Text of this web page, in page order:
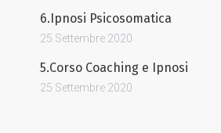
6.Ipnosi Psicosomatica
25 Settembre 2020
5.Corso Coaching e Ipnosi
25 Settembre 2020